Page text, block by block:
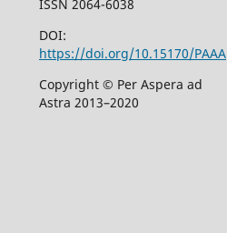
ISSN 2064-6038
DOI:
https://doi.org/10.15170/PAAA
Copyright © Per Aspera ad
Astra 2013–2020